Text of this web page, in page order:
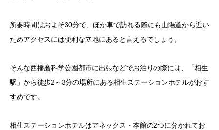
所要時間はおよそ30分で、ほか車で訪れる際にも山陽道から近い
ためアクセスには便利な立地にあると言えるでしょう。
そんな西播磨科学公園都市に出張などでお泊りの際には、「相生
駅」から徒歩2～3分の場所にある相生ステーションホテルがおす
すめです。
相生ステーションホテルはアネックス・本館の2つに分かれてお